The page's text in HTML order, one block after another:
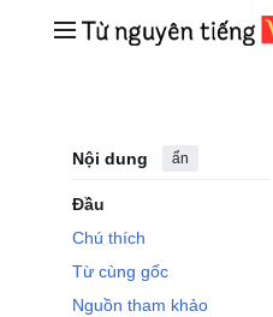
Trình đơn chính
Nội dung ẩn
Đầu
Chú thích
Từ cùng gốc
Nguồn tham khảo